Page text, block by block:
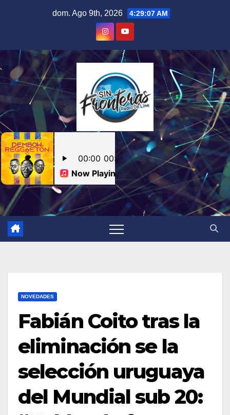
dom. Ago 9th, 2026 4:29:08 AM
NOVEDADES
Fabián Coito tras la
eliminación se la
selección uruguaya
del Mundial sub 20: